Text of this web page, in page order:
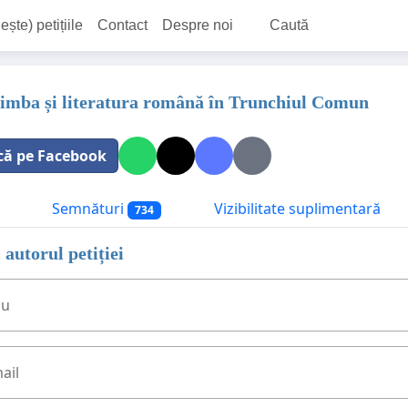
petițiile Contact Despre noi Caută
și literatura română în Trunchiul Comun
pe Facebook
Semnături 734 Vizibilitate suplimentară
autorul petiției